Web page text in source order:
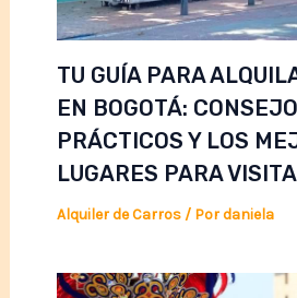
TU GUÍA PARA
EN BOGOTÁ:
PRÁCTICOS Y LOS
LUGARES PARA
Alquiler de Carros/ Pordaniela